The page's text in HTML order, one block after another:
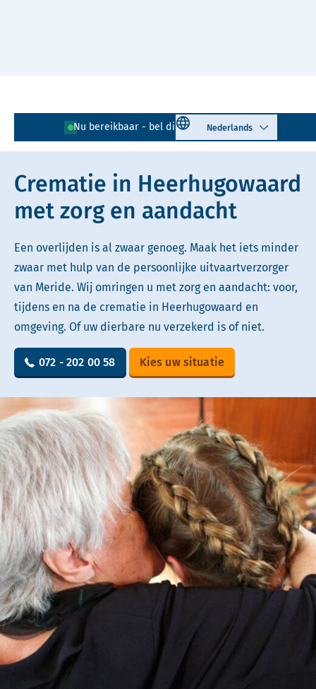
Nu bereikbaar - bel direct! 072 - 202 00 58
Select language
Lees voor Uitleg woorden
Simpele tekst
Crematie in Heerhugowaard
met zorg en aandacht
Een overlijden is al zwaar genoeg. Maak het iets minder
zwaar met hulp van de persoonlijke uitvaartverzorger
van Meride. Wij omringen u met zorg en aandacht: voor,
tijdens en na de crematie in Heerhugowaard en
omgeving. Of uw dierbare nu verzekerd is of niet.
072 - 202 00 58 Kies uw situatie